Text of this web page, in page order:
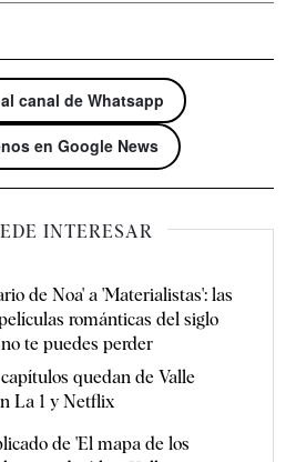
canal de Whatsapp
en Google News
INTERESAR
de Noa' a 'Materialistas': las
románticas del siglo
te puedes perder
quedan de Valle
La 1 y Netflix
de 'El mapa de los